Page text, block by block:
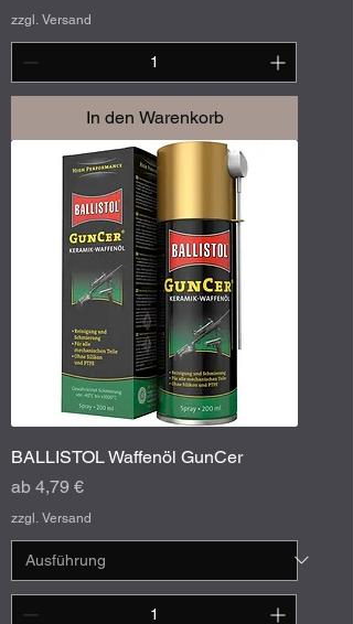
zzgl. Versand
In den Warenkorb
BALLISTOL Waffenöl GunCer
ab 4,79 €
Sale-Preis
zzgl. Versand